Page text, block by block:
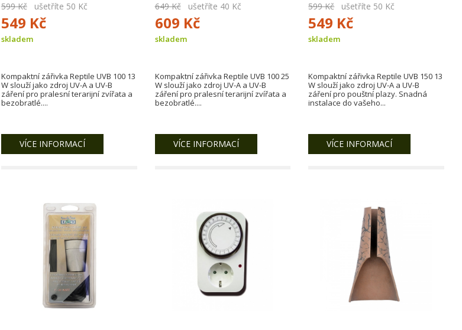
599 Kčušetříte 50 Kč
549 Kč
skladem
Kompaktní zářivka Reptile UVB 100 13
W slouží jako zdroj UV-A a UV-B
záření pro pralesní terarijní zvířata a
bezobratlé....
VÍCE INFORMACÍ
649 Kčušetříte 40 Kč
609 Kč
skladem
Kompaktní zářivka Reptile UVB 100 25
W slouží jako zdroj UV-A a UV-B
záření pro pralesní terarijní zvířata a
bezobratlé....
VÍCE INFORMACÍ
599 Kčušetříte 50 Kč
549 Kč
skladem
Kompaktní zářivka Reptile UVB 150 13
W slouží jako zdroj UV-A a UV-B
záření pro pouštní plazy. Snadná
instalace do vašeho...
VÍCE INFORMACÍ